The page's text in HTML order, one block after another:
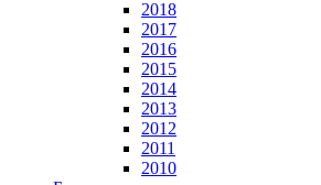
2018
2017
2016
2015
2014
2013
2012
2011
2010